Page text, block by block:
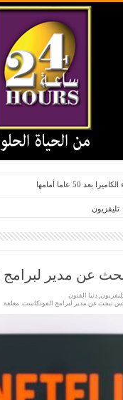
بعد 50 عاما أمامها
تليفزيون
عن مدير
تليفزيون,دنيا الفنون
تبحث عن مدير لبرامج الفودكاست مغلقة